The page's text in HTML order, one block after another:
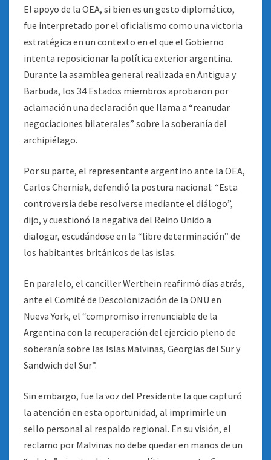
El apoyo de la OEA, si bien es un gesto diplomático,
fue interpretado por el oficialismo como una victoria
estratégica en un contexto en el que el Gobierno
intenta reposicionar la política exterior argentina.
Durante la asamblea general realizada en Antigua y
Barbuda, los 34 Estados miembros aprobaron por
aclamación una declaración que llama a “reanudar
negociaciones bilaterales” sobre la soberanía del
archipiélago.
Por su parte, el representante argentino ante la OEA,
Carlos Cherniak, defendió la postura nacional: “Esta
controversia debe resolverse mediante el diálogo”,
dijo, y cuestionó la negativa del Reino Unido a
dialogar, escudándose en la “libre determinación” de
los habitantes británicos de las islas.
En paralelo, el canciller Werthein reafirmó días atrás,
ante el Comité de Descolonización de la ONU en
Nueva York, el “compromiso irrenunciable de la
Argentina con la recuperación del ejercicio pleno de
soberanía sobre las Islas Malvinas, Georgias del Sur y
Sandwich del Sur”.
Sin embargo, fue la voz del Presidente la que capturó
la atención en esta oportunidad, al imprimirle un
sello personal al respaldo regional. En su visión, el
reclamo por Malvinas no debe quedar en manos de un